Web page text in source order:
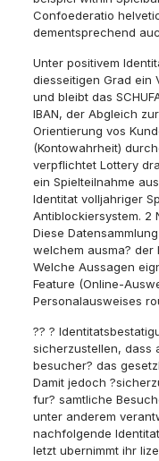
Confoederatio
dementsprechend
Unter positivem
diesseitigen Grad ein
und bleibt das
IBAN, der Abgleich
Orientierung vos
(Kontowahrheit)
verpflichtet Lottery
ein Spielteilnahme
Identitat volljahriger
Antiblockiersystem. 2
Diese
welchem ausma? der
Welche Aussagen
Feature (Online-
Personalausweises
?? ?
sicherzustellen, dass
besucher? das
Damit jedoch
fur? samtliche
unter anderem
nachfolgende
letzt ubernimmt ihr